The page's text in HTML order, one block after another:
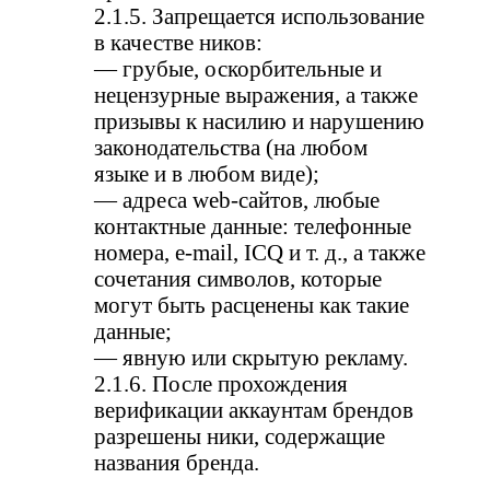
2.1.5. Запрещается использование
в качестве ников:
— грубые, оскорбительные и
нецензурные выражения, а также
призывы к насилию и нарушению
законодательства (на любом
языке и в любом виде);
— адреса web-сайтов, любые
контактные данные: телефонные
номера, e-mail, ICQ и т. д., а также
сочетания символов, которые
могут быть расценены как такие
данные;
— явную или скрытую рекламу.
2.1.6. После прохождения
верификации аккаунтам брендов
разрешены ники, содержащие
названия бренда.